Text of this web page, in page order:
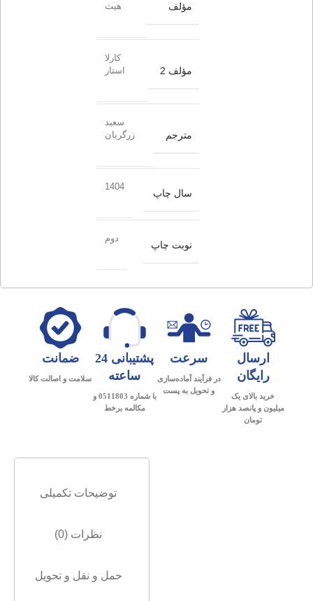
مؤلف
هیث
مؤلف 2
کارلا
استار
مترجم
سعید
زرگریان
سال چاپ
1404
نوبت چاپ
دوم
ارسال
رایگان
خرید بالای یک
میلیون و پانصد هزار
تومان
سرعت
در فرآیند آماده‌سازی
و تحویل به پست
پشتیبانی 24
ساعته
با شماره 0511803 و
مکالمه برخط
ضمانت
سلامت و اصالت کالا
توضیحات تکمیلی
نظرات (0)
حمل و نقل و تحویل